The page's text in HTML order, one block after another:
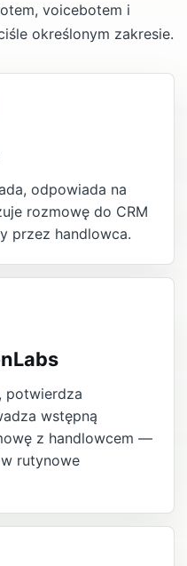
voicebotem i
określonym zakresie.
odpowiada na
rozmowę do CRM
przez handlowca.
potwierdza
wstępną
z handlowcem —
rutynowe